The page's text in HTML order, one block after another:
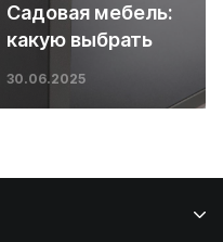
Садовая мебель:
какую выбрать
30.06.2025